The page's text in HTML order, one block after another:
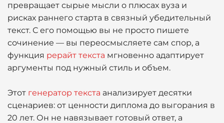
превращает сырые мысли о плюсах вуза и
рисках раннего старта в связный убедительный
текст. С его помощью вы не просто пишете
сочинение — вы переосмысляете сам спор, а
функция рерайт текста мгновенно адаптирует
аргументы под нужный стиль и объем.
Этот генератор текста анализирует десятки
сценариев: от ценности диплома до выгорания в
20 лет. Он не навязывает готовый ответ, а